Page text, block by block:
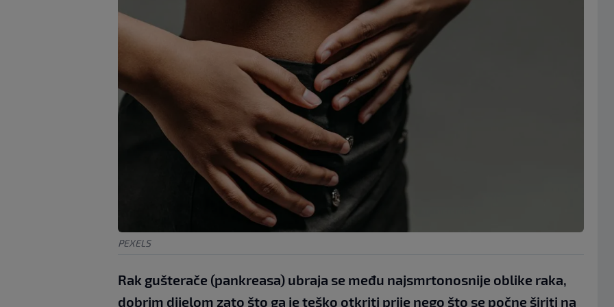
PEXELS
Rak gušterače (pankreasa) ubraja se među najsmrtonosnije oblike raka,
dobrim dijelom zato što ga je teško otkriti prije nego što se počne širiti na